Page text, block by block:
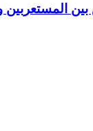
المستعربين